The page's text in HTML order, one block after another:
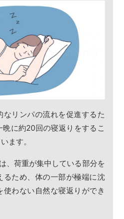
なリンパの流れを促進するた
に約20回の寝返りをするこ
ます。
、荷重が集中している部分を
るため、体の一部が極端に沈
わない自然な寝返りができ